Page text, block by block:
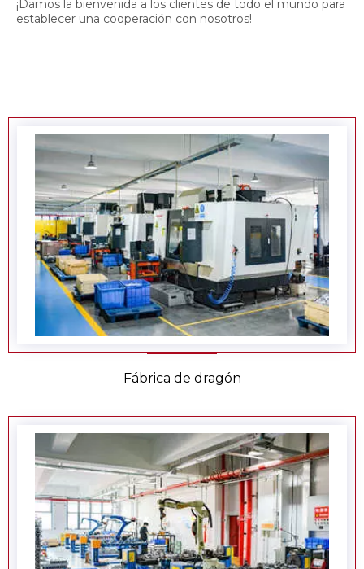
¡Damos la bienvenida a los clientes de todo el mundo para
establecer una cooperación con nosotros!
Fábrica de dragón